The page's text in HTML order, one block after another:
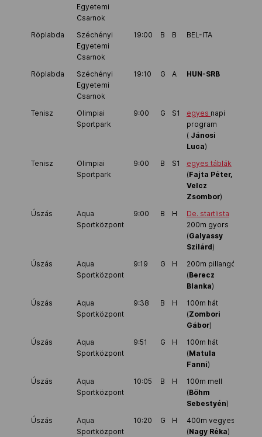
Egyetemi
Csarnok
Röplabda
Széchényi
Egyetemi
Csarnok
19:00 B B BEL-ITA
Röplabda
Széchényi
Egyetemi
Csarnok
19:10 G A HUN-SRB
Tenisz
Olimpiai
Sportpark
9:00 G S1 egyes napi
program
( Jánosi
Luca)
Tenisz
Olimpiai
Sportpark
9:00 B S1
egyes táblák
(Fajta Péter,
Velcz
Zsombor)
Úszás
Aqua
Sportközpont
9:00 B H
De. startlista
200m gyors
(Galyassy
Szilárd)
Úszás
Aqua
Sportközpont
9:19 G H
200m pillangó
(Berecz
Blanka)
Úszás
Aqua
Sportközpont
9:38 B H
100m hát
(Zombori
Gábor)
Úszás
Aqua
Sportközpont
9:51 G H
100m hát
(Matula
Fanni)
Úszás
Aqua
Sportközpont
10:05 B H
100m mell
(Böhm
Sebestyén)
Úszás
Aqua
Sportközpont
10:20 G H
400m vegyes
(Nagy Réka)